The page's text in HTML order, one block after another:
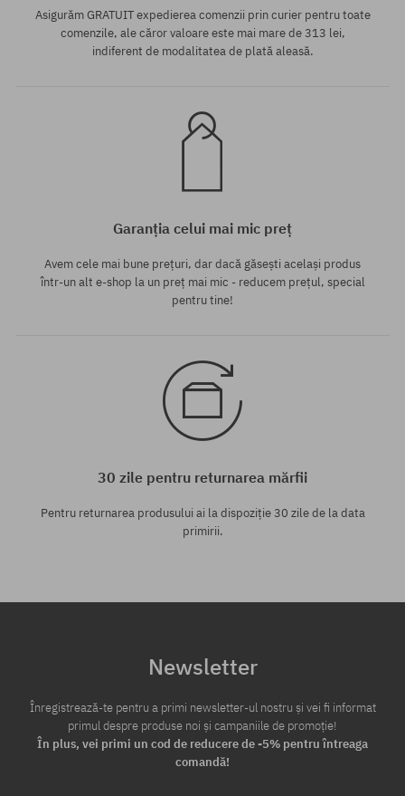
Asigurăm GRATUIT expedierea comenzii prin curier pentru toate
comenzile, ale căror valoare este mai mare de 313 lei,
indiferent de modalitatea de plată aleasă.
Garanția celui mai mic preț
Avem cele mai bune prețuri, dar dacă găsești același produs
într-un alt e-shop la un preț mai mic - reducem prețul, special
pentru tine!
30 zile pentru returnarea mărfii
Pentru returnarea produsului ai la dispoziție 30 zile de la data
primirii.
Newsletter
Înregistrează-te pentru a primi newsletter-ul nostru și vei fi informat
primul despre produse noi și campaniile de promoție!
În plus, vei primi un cod de reducere de -5% pentru întreaga
comandă!